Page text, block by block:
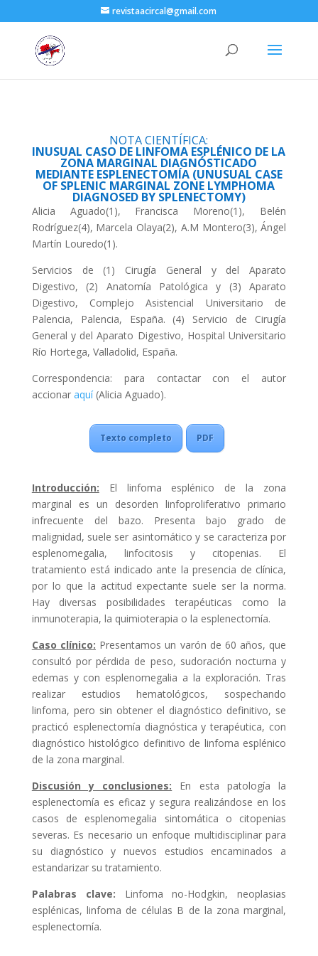
revistaacircal@gmail.com
NOTA CIENTÍFICA:
INUSUAL CASO DE LINFOMA ESPLÉNICO DE LA
ZONA MARGINAL DIAGNÓSTICADO
MEDIANTE ESPLENECTOMÍA (UNUSUAL CASE
OF SPLENIC MARGINAL ZONE LYMPHOMA
DIAGNOSED BY SPLENECTOMY)
Alicia Aguado(1), Francisca Moreno(1), Belén
Rodríguez(4), Marcela Olaya(2), A.M Montero(3), Ángel
Martín Louredo(1).
Servicios de (1) Cirugía General y del Aparato
Digestivo, (2) Anatomía Patológica y (3) Aparato
Digestivo, Complejo Asistencial Universitario de
Palencia, Palencia, España. (4) Servicio de Cirugía
General y del Aparato Digestivo, Hospital Universitario
Río Hortega, Valladolid, España.
Correspondencia: para contactar con el autor
accionar aquí (Alicia Aguado).
Texto completo PDF
Introducción: El linfoma esplénico de la zona
marginal es un desorden linfoproliferativo primario
infrecuente del bazo. Presenta bajo grado de
malignidad, suele ser asintomático y se caracteriza por
esplenomegalia, linfocitosis y citopenias. El
tratamiento está indicado ante la presencia de clínica,
por lo que la actitud expectante suele ser la norma.
Hay diversas posibilidades terapéuticas como la
inmunoterapia, la quimioterapia o la esplenectomía.
Caso clínico: Presentamos un varón de 60 años, que
consultó por pérdida de peso, sudoración nocturna y
edemas y con esplenomegalia a la exploración. Tras
realizar estudios hematológicos, sospechando
linfoma, pero sin obtener el diagnóstico definitivo, se
practicó esplenectomía diagnóstica y terapéutica, con
diagnóstico histológico definitivo de linfoma esplénico
de la zona marginal.
Discusión y conclusiones: En esta patología la
esplenectomía es eficaz y segura realizándose en los
casos de esplenomegalia sintomática o citopenias
severas. Es necesario un enfoque multidisciplinar para
su diagnóstico y nuevos estudios encaminados a
estandarizar su tratamiento.
Palabras clave: Linfoma no-Hodgkin, neoplasias
esplénicas, linfoma de células B de la zona marginal,
esplenectomía.